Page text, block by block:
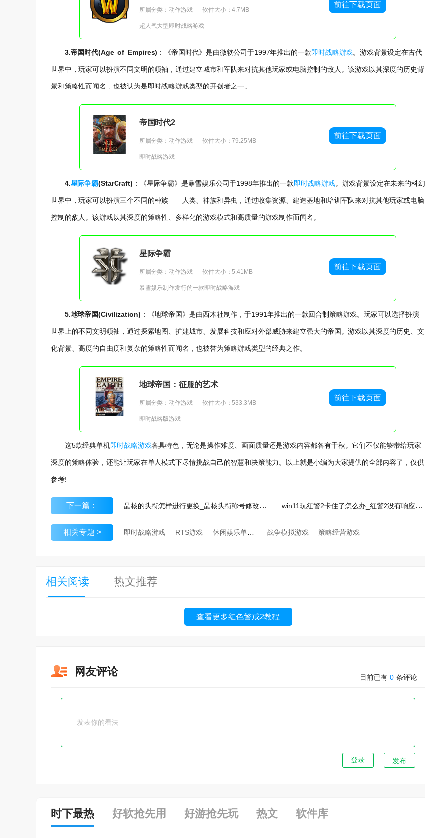
所属分类：动作游戏 软件大小：4.7MB
超人气大型即时战略游戏
前往下载页面
3.帝国时代(Age of Empires) ：《帝国时代》是由微软公司于1997年推出的一款即时战略游戏。游戏背景设定在古代
世界中，玩家可以扮演不同文明的领袖，通过建立城市和军队来对抗其他玩家或电脑控制的敌人。该游戏以其深度的历史背
景和策略性而闻名，也被认为是即时战略游戏类型的开创者之一。
帝国时代2
所属分类：动作游戏 软件大小：79.25MB
即时战略游戏
前往下载页面
4.星际争霸(StarCraft) ：《星际争霸》是暴雪娱乐公司于1998年推出的一款即时战略游戏。游戏背景设定在未来的科幻
世界中，玩家可以扮演三个不同的种族——人类、神族和异虫，通过收集资源、建造基地和培训军队来对抗其他玩家或电脑
控制的敌人。该游戏以其深度的策略性、多样化的游戏模式和高质量的游戏制作而闻名。
星际争霸
所属分类：动作游戏 软件大小：5.41MB
暴雪娱乐制作发行的一款即时战略游戏
前往下载页面
5.地球帝国(Civilization) ：《地球帝国》是由西木社制作，于1991年推出的一款回合制策略游戏。玩家可以选择扮演
世界上的不同文明领袖，通过探索地图、扩建城市、发展科技和应对外部威胁来建立强大的帝国。游戏以其深度的历史、文
化背景、高度的自由度和复杂的策略性而闻名，也被誉为策略游戏类型的经典之作。
地球帝国：征服的艺术
所属分类：动作游戏 软件大小：533.3MB
即时战略版游戏
前往下载页面
这5款经典单机即时战略游戏各具特色，无论是操作难度、画面质量还是游戏内容都各有千秋。它们不仅能够带给玩家
深度的策略体验，还能让玩家在单人模式下尽情挑战自己的智慧和决策能力。以上就是小编为大家提供的全部内容了，仅供
参考!
下一篇： 晶核的头衔怎样进行更换_晶核头衔称号修改教程分享 win11玩红警2卡住了怎么办_红警2没有响应的解决教程分享
相关专题 > 即时战略游戏 RTS游戏 战争模拟游戏 策略经营游戏
相关阅读 热文推荐
查看更多红色警戒2教程
网友评论 目前已有 0 条评论
发布
时下最热 好软抢先用 好游抢先玩 热文 软件库